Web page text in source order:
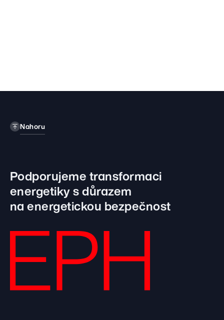
Nahoru
Podporujeme transformaci
energetiky s důrazem
na energetickou bezpečnost